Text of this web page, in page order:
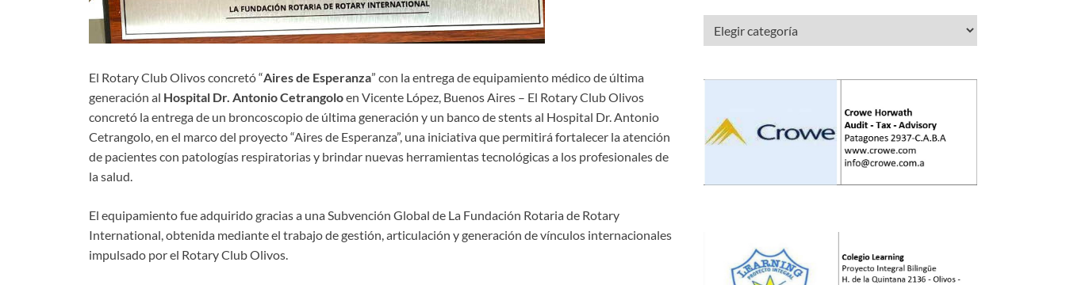
El Rotary Club Olivos concretó “Aires de Esperanza” con la entrega de equipamiento médico de última
generación al Hospital Dr. Antonio Cetrangoloen Vicente López, Buenos Aires – El Rotary Club Olivos
concretó la entrega de un broncoscopio de última generación y un banco de stents al Hospital Dr. Antonio
Cetrangolo, en el marco del proyecto “Aires de Esperanza”, una iniciativa que permitirá fortalecer la atención
de pacientes con patologías respiratorias y brindar nuevas herramientas tecnológicas a los profesionales de
la salud.
El equipamiento fue adquirido gracias a una Subvención Global de La Fundación Rotaria de Rotary
International, obtenida mediante el trabajo de gestión, articulación y generación de vínculos internacionales
impulsado por el Rotary Club Olivos.